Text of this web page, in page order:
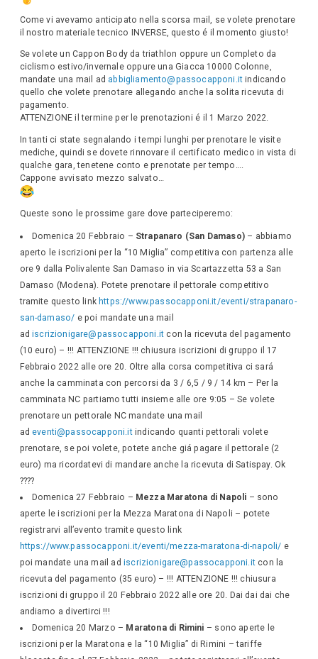
Come vi avevamo anticipato nella scorsa mail, se volete prenotare
il nostro materiale tecnico INVERSE, questo é il momento giusto!
Se volete un Cappon Body da triathlon oppure un Completo da
ciclismo estivo/invernale oppure una Giacca 10000 Colonne,
mandate una mail ad abbigliamento@passocapponi.it indicando
quello che volete prenotare allegando anche la solita ricevuta di
pagamento.
ATTENZIONE il termine per le prenotazioni é il 1 Marzo 2022.
In tanti ci state segnalando i tempi lunghi per prenotare le visite
mediche, quindi se dovete rinnovare il certificato medico in vista di
qualche gara, tenetene conto e prenotate per tempo….
Cappone avvisato mezzo salvato…
Queste sono le prossime gare dove parteciperemo:
Domenica 20 Febbraio – Strapanaro (San Damaso)– abbiamo
aperto le iscrizioni per la “10 Miglia” competitiva con partenza alle
ore 9 dalla Polivalente San Damaso in via Scartazzetta 53 a San
Damaso (Modena). Potete prenotare il pettorale competitivo
tramite questo link https://www.passocapponi.it/eventi/strapanaro-
san-damaso/ e poi mandate una mail
adiscrizionigare@passocapponi.it con la ricevuta del pagamento
(10 euro) – !!! ATTENZIONE !!! chiusura iscrizioni di gruppo il 17
Febbraio 2022 alle ore 20. Oltre alla corsa competitiva ci sará
anche la camminata con percorsi da 3 / 6,5 / 9 / 14 km – Per la
camminata NC partiamo tutti insieme alle ore 9:05 – Se volete
prenotare un pettorale NC mandate una mail
adeventi@passocapponi.itindicando quanti pettorali volete
prenotare, se poi volete, potete anche giá pagare il pettorale (2
euro) ma ricordatevi di mandare anche la ricevuta di Satispay. Ok
????
Domenica 27 Febbraio – Mezza Maratona di Napoli – sono
aperte le iscrizioni per la Mezza Maratona di Napoli – potete
registrarvi all’evento tramite questo link
https://www.passocapponi.it/eventi/mezza-maratona-di-napoli/ e
poi mandate una mail adiscrizionigare@passocapponi.itcon la
ricevuta del pagamento (35 euro) – !!! ATTENZIONE !!! chiusura
iscrizioni di gruppo il 20 Febbraio 2022 alle ore 20. Dai dai dai che
andiamo a divertirci !!!
Domenica 20 Marzo – Maratona di Rimini – sono aperte le
iscrizioni per la Maratona e la “10 Miglia” di Rimini – tariffe